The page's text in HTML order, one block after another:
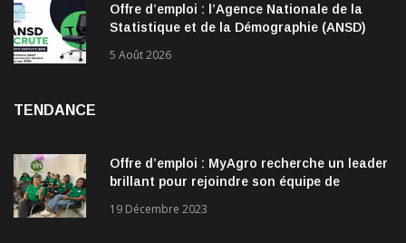
Offre d’emploi : l’Agence Nationale de la
Statistique et de la Démographie (ANSD)
5 Août 2026
TENDANCE
Offre d’emploi : MyAgro recherche un leader
brillant pour rejoindre son équipe de
19 Décembre 2023